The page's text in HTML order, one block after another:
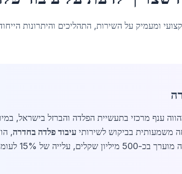
ומעמיק על השירות, התהליכים והיתרונות
משמעותית בביקוש לשירותי עיבוד פלדה בחדרה,